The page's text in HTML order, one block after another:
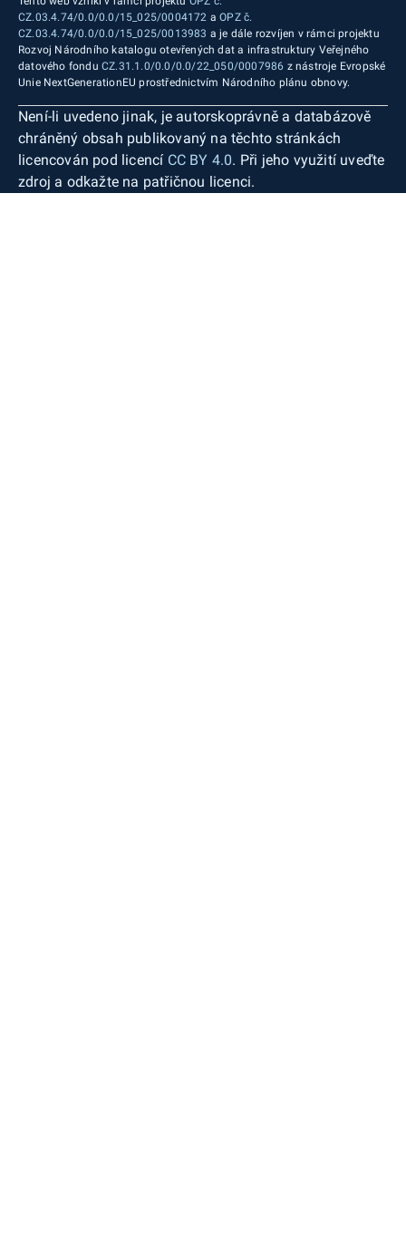
CZ.03.4.74/0.0/0.0/15_025/0004172 aOPZ č.
CZ.03.4.74/0.0/0.0/15_025/0013983 a je dále rozvíjen v rámci projektu
Rozvoj Národního katalogu otevřených dat a infrastruktury Veřejného
datového fondu CZ.31.1.0/0.0/0.0/22_050/0007986 z nástroje Evropské
Unie NextGenerationEU prostřednictvím Národního plánu obnovy.
Není-li uvedeno jinak, je autorskoprávně a databázově
chráněný obsah publikovaný na těchto stránkách
licencován pod licencí CC BY 4.0. Při jeho využití uveďte
zdroj a odkažte na patřičnou licenci.